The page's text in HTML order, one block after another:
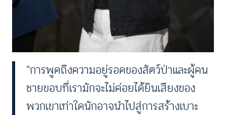
“การพูดถึงความอยู่รอดของสัตว์ป่าและผู้คน
ชายขอบที่เรามักจะไม่ค่อยได้ยินเสียงของ
พวกเขาเท่าใดนักอาจนำไปสู่การสร้างเบาะ